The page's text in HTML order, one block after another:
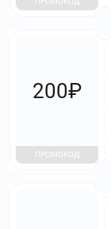
200₽
ПРОМОКОД